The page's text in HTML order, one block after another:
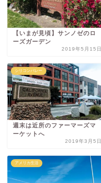
【いまが見頃】サンノゼのロ
ーズガーデン
2019年5月15日
シリコンバレー
週末は近所のファーマーズマ
ーケットへ
2019年3月5日
アメリカ生活